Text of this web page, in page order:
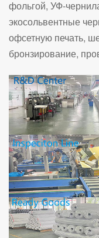
фольгой, УФ-
экосольвентные
офсетную печать,
бронзирование,